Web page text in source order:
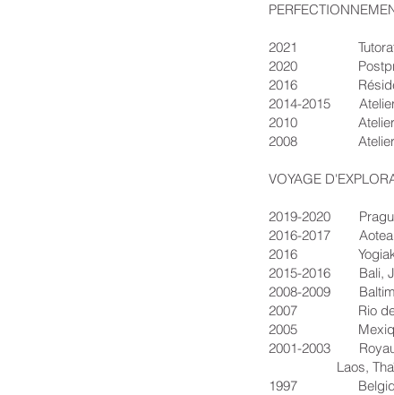
2021 Tutorat par
2020
2016 Résidence
2014-2015 Ateliers
2010 Atelier
2008 Atelier
VOYAGE
2019-2020 Prague
2016-2017
2016 Yogiakarta
2015-2016 Bali,
2008-2009
2007 Rio de
2005 Mexique,
2001-2003
Laos,
1997 Belgique,